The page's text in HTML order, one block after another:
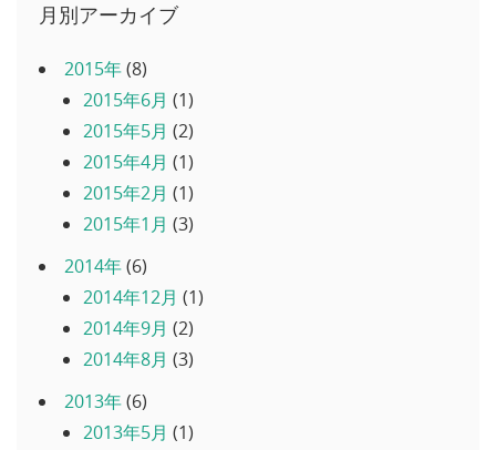
月別アーカイブ
2015年(8)
2015年6月 (1)
2015年5月 (2)
2015年4月 (1)
2015年2月 (1)
2015年1月 (3)
2014年(6)
2014年12月 (1)
2014年9月 (2)
2014年8月 (3)
2013年(6)
2013年5月 (1)